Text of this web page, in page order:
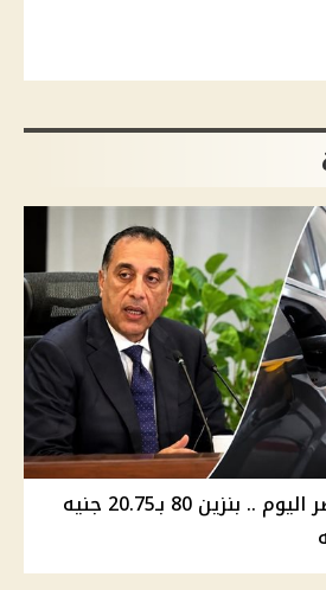
أسعار الوقود في مصر اليوم .. بنزين 80 بـ20.75 جنيه